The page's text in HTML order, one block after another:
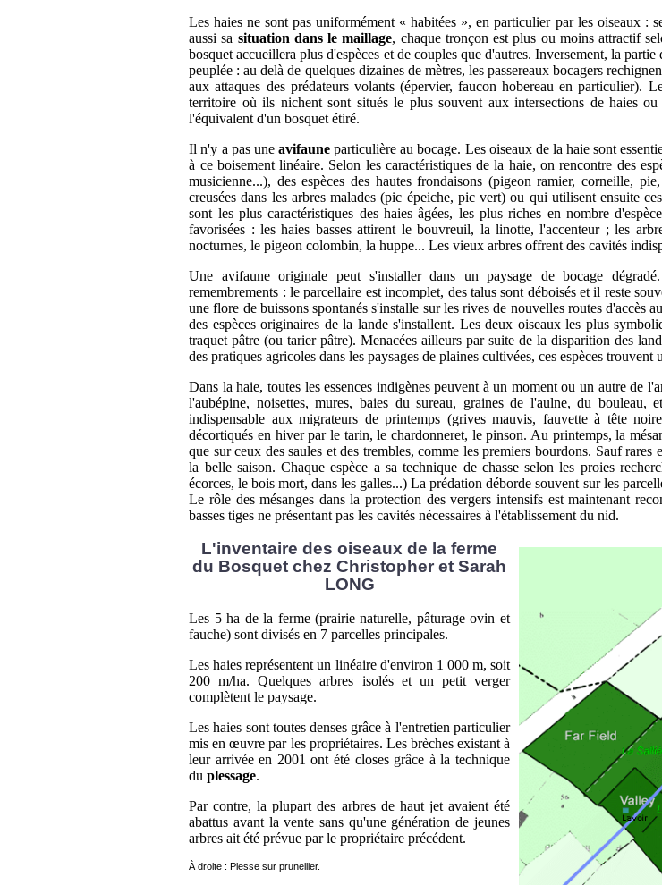
Les haies ne sont pas uniformément « habitées », en particulier par les oiseaux :
aussi sa situation dans le maillage, chaque tronçon est plus ou moins attractif
bosquet accueillera plus d'espèces et de couples que d'autres. Inversement, la
peuplée : au delà de quelques dizaines de mètres, les passereaux bocagers
aux attaques des prédateurs volants (épervier, faucon hobereau en particulier).
territoire où ils nichent sont situés le plus souvent aux intersections de haies
l'équivalent d'un bosquet étiré.
Il n'y a pas une avifauneparticulière au bocage. Les oiseaux de la haie sont
à ce boisement linéaire. Selon les caractéristiques de la haie, on rencontre des
musicienne...), des espèces des hautes frondaisons (pigeon ramier, corneille,
creusées dans les arbres malades (pic épeiche, pic vert) ou qui utilisent ensuite
sont les plus caractéristiques des haies âgées, les plus riches en nombre
favorisées : les haies basses attirent le bouvreuil, la linotte, l'accenteur ; les
nocturnes, le pigeon colombin, la huppe... Les vieux arbres offrent des cavités
Une avifaune originale peut s'installer dans un paysage de bocage
remembrements : le parcellaire est incomplet, des talus sont déboisés et il reste
une flore de buissons spontanés s'installe sur les rives de nouvelles routes d'accès
des espèces originaires de la lande s'installent. Les deux oiseaux les plus
traquet pâtre (ou tarier pâtre). Menacées ailleurs par suite de la disparition des
des pratiques agricoles dans les paysages de plaines cultivées, ces espèces
Dans la haie, toutes les essences indigènes peuvent à un moment ou un autre de
l'aubépine, noisettes, mures, baies du sureau, graines de l'aulne, du
indispensable aux migrateurs de printemps (grives mauvis, fauvette à tête
décortiqués en hiver par le tarin, le chardonneret, le pinson. Au printemps, la
que sur ceux des saules et des trembles, comme les premiers bourdons. Sauf
la belle saison. Chaque espèce a sa technique de chasse selon les proies
écorces, le bois mort, dans les galles...) La prédation déborde souvent sur les
Le rôle des mésanges dans la protection des vergers intensifs est maintenant
basses tiges ne présentant pas les cavités nécessaires à l'établissement du nid.
L'inventaire des oiseaux de la ferme
du Bosquet chez Christopher et Sarah
LONG
Les 5 ha de la ferme (prairie naturelle, pâturage ovin et
fauche) sont divisés en 7 parcelles principales.
Les haies représentent un linéaire d'environ 1 000 m, soit
200 m/ha. Quelques arbres isolés et un petit verger
complètent le paysage.
Les haies sont toutes denses grâce à l'entretien particulier
mis en œuvre par les propriétaires. Les brèches existant à
leur arrivée en 2001 ont été closes grâce à la technique
duplessage.
Par contre, la plupart des arbres de haut jet avaient été
abattus avant la vente sans qu'une génération de jeunes
arbres ait été prévue par le propriétaire précédent.
À droite : Plesse sur prunellier.